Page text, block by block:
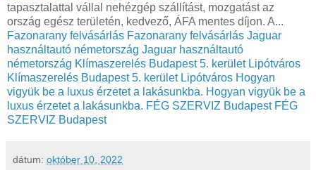
tapasztalattal vállal nehézgép szállítást, mozgatást az
ország egész területén, kedvező, ÁFA mentes díjon. A...
Fazonarany felvásárlás Fazonarany felvásárlás Jaguar
használtautó németország Jaguar használtautó
németország Klímaszerelés Budapest 5. kerület Lipótváros
Klímaszerelés Budapest 5. kerület Lipótváros Hogyan
vigyük be a luxus érzetet a lakásunkba. Hogyan vigyük be a
luxus érzetet a lakásunkba. FÉG SZERVIZ Budapest FÉG
SZERVIZ Budapest
dátum: október 10, 2022